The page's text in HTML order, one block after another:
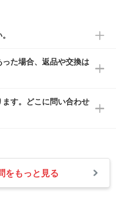
り方に関する詳細は、
い。
書きのイラスト、写真
クターデータに変換し
に変換してほしい
ンや濃淡を表現した
当スタッフがお客様の
確認し、印刷色をご提
ビーなど濃色の場合は
おすすめしておりま
淡色の場合、印刷をく
きは濃い印刷色が、柔
きは淡い印刷色が映え
印刷色が本体色に合わ
響しそうな場合は、ス
内することもございま
で、土日祝日はお
見積・お問い合わせ
。
た場合、返品や交換は
すが、至急担当スタッ
商品の状況を確認し、
・故障している場合
届いた場合
す。どこに問い合わせ
よりメールにてご連絡
のご質問も受け付けて
をもっと見る